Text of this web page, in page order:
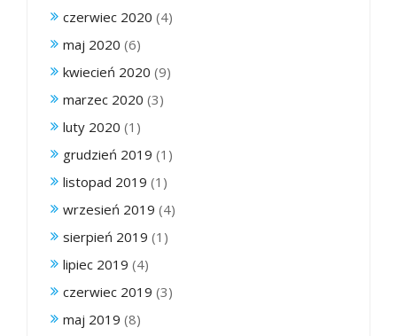
czerwiec 2020 (4)
maj 2020 (6)
kwiecień 2020 (9)
marzec 2020 (3)
luty 2020 (1)
grudzień 2019 (1)
listopad 2019 (1)
wrzesień 2019 (4)
sierpień 2019 (1)
lipiec 2019 (4)
czerwiec 2019 (3)
maj 2019 (8)